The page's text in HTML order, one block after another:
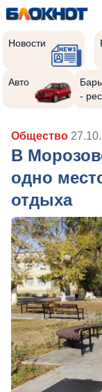
Новости
Авто
-
Общество
В
одно
отдыха